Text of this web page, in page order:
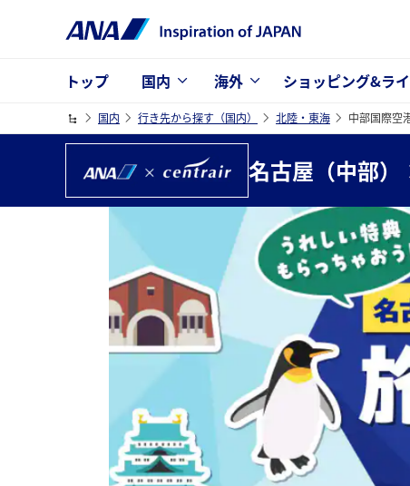
トップ 国内 海外 ショッピング&ラ
国内 行き先から探す（国内） 北陸・東海 中部国際空
名古屋（中部
現地でワクワク！うれしい特典もらっちゃおう！
17日（金）～10月12日（月） *賞品がなくなり次第